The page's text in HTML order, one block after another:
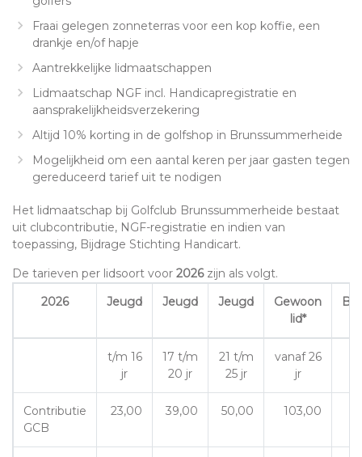
Fraai gelegen zonneterras voor een kop koffie, een
drankje en/of hapje
Aantrekkelijke lidmaatschappen
Lidmaatschap NGF incl. Handicapregistratie en
aansprakelijkheidsverzekering
Altijd 10% korting in de golfshop in Brunssummerheide
Mogelijkheid om een aantal keren per jaar gasten tegen
gereduceerd tarief uit te nodigen
Het lidmaatschap bij Golfclub Brunssummerheide bestaat
uit clubcontributie, NGF-registratie en indien van
toepassing, Bijdrage Stichting Handicart.
De tarieven per lidsoort voor 2026zijn als volgt.
2026
Jeugd Jeugd Jeugd
Gewoon
lid*
t/m 16
jr
17 t/m
20 jr
21 t/m
25 jr
vanaf 26
jr
Contributie
GCB
23,00 39,00 50,00 103,00